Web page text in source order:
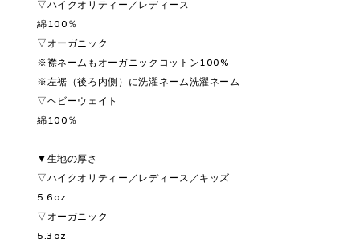
▽ハイクオリティー／レディース
綿100％
▽オーガニック
※襟ネームもオーガニックコットン100%
※左裾（後ろ内側）に洗濯ネーム洗濯ネーム
▽ヘビーウェイト
綿100％
▼生地の厚さ
▽ハイクオリティー／レディース／キッズ
5.6oz
▽オーガニック
5.3oz